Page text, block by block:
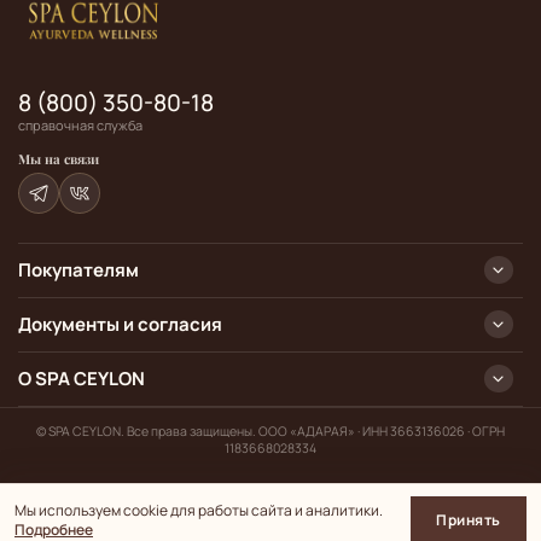
В корзину
Покупателям
Документы и согласия
О SPA CEYLON
8 (800) 350-80-18
справочная служба
Мы на связи
© SPA CEYLON. Все права защищены. ООО «АДАРАЯ» · ИНН 3663136026 · ОГРН
1183668028334
Мы используем cookie для работы сайта и аналитики.
Подробнее
Принять